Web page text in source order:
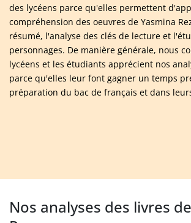
des lycéens parce qu'elles permettent
compréhension des oeuvres de Yasmina
résumé, l'analyse des clés de lecture et
personnages. De manière générale, nous
lycéens et les étudiants apprécient nos
parce qu'elles leur font gagner un temps
préparation du bac de français et dans
Nos analyses des livres